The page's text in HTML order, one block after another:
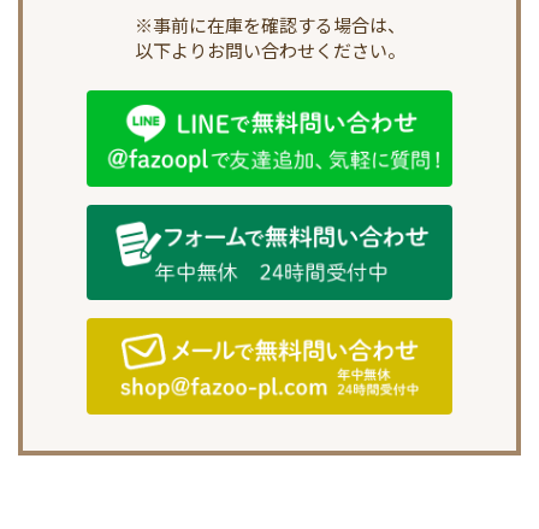
※事前に在庫を確認する場合は、
以下よりお問い合わせください。